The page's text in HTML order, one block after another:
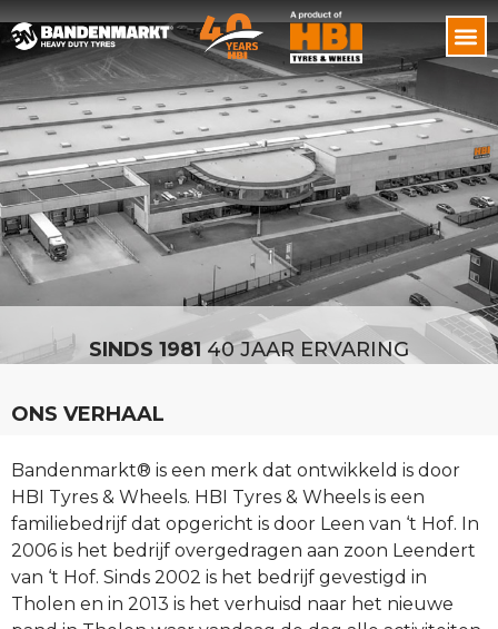
SINDS 1981 40 JAAR ERVARING
ONS VERHAAL
Bandenmarkt® is een merk dat ontwikkeld is door
HBI Tyres & Wheels. HBI Tyres & Wheels is een
familiebedrijf dat opgericht is door Leen van ‘t Hof. In
2006 is het bedrijf overgedragen aan zoon Leendert
van ‘t Hof. Sinds 2002 is het bedrijf gevestigd in
Tholen en in 2013 is het verhuisd naar het nieuwe